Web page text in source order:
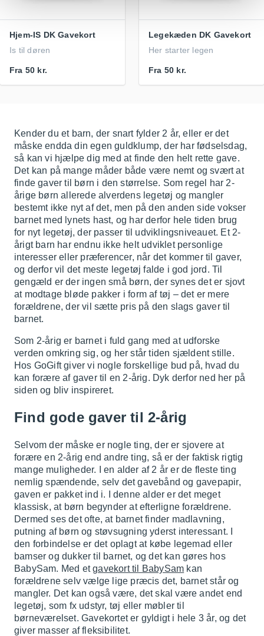
Hjem-IS DK Gavekort
Is til døren
Fra 50 kr.
Legekæden DK Gavekort
Her starter legen
Fra 50 kr.
Kender du et barn, der snart fylder 2 år, eller er det
måske endda din egen guldklump, der har fødselsdag,
så kan vi hjælpe dig med at finde den helt rette gave.
Det kan på mange måder både være nemt og svært at
finde gaver til børn i den størrelse. Som regel har 2-
årige børn allerede alverdens legetøj og mangler
bestemt ikke nyt af det, men på den anden side vokser
barnet med lynets hast, og har derfor hele tiden brug
for nyt legetøj, der passer til udviklingsniveauet. Et 2-
årigt barn har endnu ikke helt udviklet personlige
interesser eller præferencer, når det kommer til gaver,
og derfor vil det meste legetøj falde i god jord. Til
gengæld er der ingen små børn, der synes det er sjovt
at modtage bløde pakker i form af tøj – det er mere
forældrene, der vil sætte pris på den slags gaver til
barnet.
Som 2-årig er barnet i fuld gang med at udforske
verden omkring sig, og her står tiden sjældent stille.
Hos GoGift giver vi nogle forskellige bud på, hvad du
kan forære af gaver til en 2-årig. Dyk derfor ned her på
siden og bliv inspireret.
Find gode gaver til 2-årig
Selvom der måske er nogle ting, der er sjovere at
forære en 2-årig end andre ting, så er der faktisk rigtig
mange muligheder. I en alder af 2 år er de fleste ting
nemlig spændende, selv det gavebånd og gavepapir,
gaven er pakket ind i. I denne alder er det meget
klassisk, at børn begynder at efterligne forældrene.
Dermed ses det ofte, at barnet finder madlavning,
putning af børn og støvsugning yderst interessant. I
den forbindelse er det oplagt at købe legemad eller
bamser og dukker til barnet, og det kan gøres hos
BabySam. Med etgavekort til BabySam kan
forældrene selv vælge lige præcis det, barnet står og
mangler. Det kan også være, det skal være andet end
legetøj, som fx udstyr, tøj eller møbler til
børneværelset. Gavekortet er gyldigt i hele 3 år, og det
giver masser af fleksibilitet.